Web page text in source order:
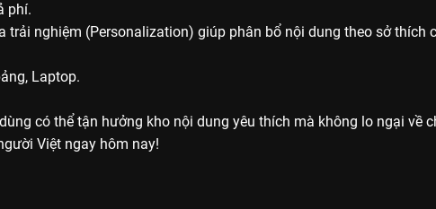
phí.
trải nghiệm (Personalization) giúp phân bổ nội dung theo sở thích
Laptop.
có thể tận hưởng kho nội dung yêu thích mà không lo ngại về
Việt ngay hôm nay!